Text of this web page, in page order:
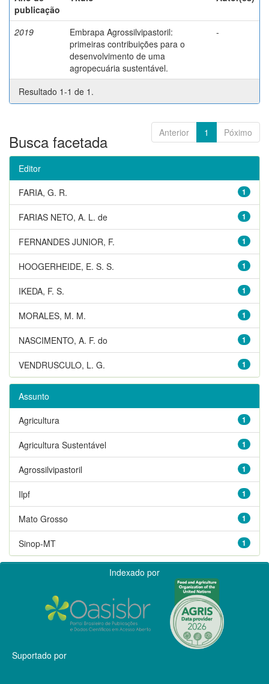
publicação
2019
Embrapa Agrossilvipastoril:
primeiras contribuições para o
desenvolvimento de uma
agropecuária sustentável.
-
Resultado 1-1 de 1.
Anterior 1 Póximo
Busca facetada
Editor
1
FARIA, G. R.
1
FARIAS NETO, A. L. de
1
FERNANDES JUNIOR, F.
1
HOOGERHEIDE, E. S. S.
1
IKEDA, F. S.
1
MORALES, M. M.
1
NASCIMENTO, A. F. do
1
VENDRUSCULO, L. G.
Assunto
1
Agricultura
1
Agricultura Sustentável
1
Agrossilvipastoril
1
Ilpf
1
Mato Grosso
1
Sinop-MT
Indexado por
Suportado por